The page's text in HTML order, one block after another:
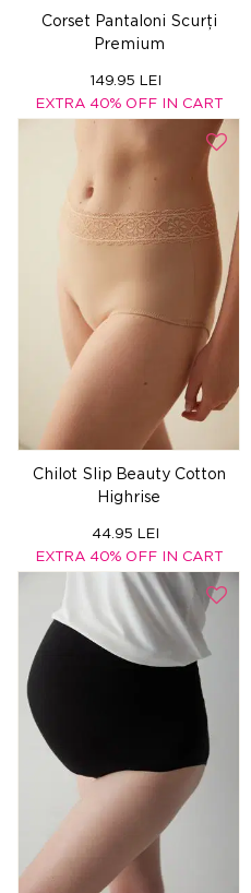
Corset Pantaloni Scurți
Premium
149.95 LEI
EXTRA 40% OFF IN CART
Chilot Slip Beauty Cotton
Highrise
44.95 LEI
EXTRA 40% OFF IN CART